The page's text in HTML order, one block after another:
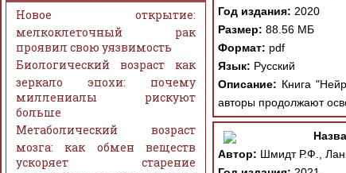
Год издания: 2020
Размер: 88.56 МБ
Формат: pdf
Язык: Русский
Описание: Книга
авторы продолжают
Автор: Шмидт Р.Ф.,
Новое открытие:
мелкоклеточный рак
проявил свою уязвимость
Биологический возраст как
зеркало эпохи: почему
миллениалы рискуют
больше
Метаболический возраст
мозга: как обмен веществ
ускоряет старение